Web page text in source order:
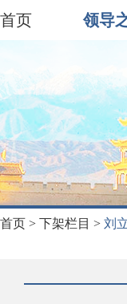
首页 领导
首页 > 下架栏目 > 刘